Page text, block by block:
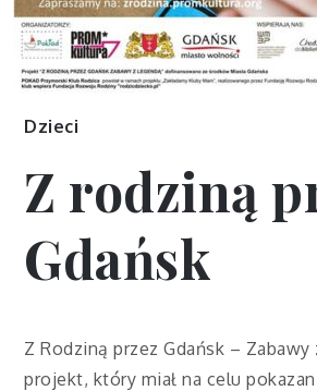
Dzieci
Z rodziną
Gdańsk
Z Rodziną przez Gdańsk –
projekt, który miał na celu